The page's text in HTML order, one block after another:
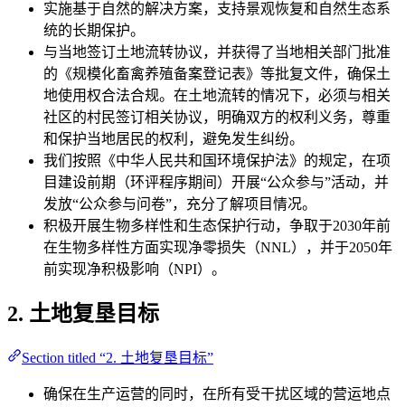
实施基于自然的解决方案，支持景观恢复和自然生态系
统的长期保护。
与当地签订土地流转协议，并获得了当地相关部门批准
的《规模化畜禽养殖备案登记表》等批复文件，确保土
地使用权合法合规。在土地流转的情况下，必须与相关
社区的村民签订相关协议，明确双方的权利义务，尊重
和保护当地居民的权利，避免发生纠纷。
我们按照《中华人民共和国环境保护法》的规定，在项
目建设前期（环评程序期间）开展“公众参与”活动，并
发放“公众参与问卷”，充分了解项目情况。
积极开展生物多样性和生态保护行动，争取于2030年前
在生物多样性方面实现净零损失（NNL），并于2050年
前实现净积极影响（NPI）。
2. 土地复垦目标
Section titled “2. 土地复垦目标”
确保在生产运营的同时，在所有受干扰区域的营运地点